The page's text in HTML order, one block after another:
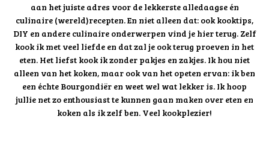
aan het juiste adres voor de lekkerste alledaagse én
culinaire (wereld)recepten. En niet alleen dat: ook kooktips,
DIY en andere culinaire onderwerpen vind je hier terug. Zelf
kook ik met veel liefde en dat zal je ook terug proeven in het
eten. Het liefst kook ik zonder pakjes en zakjes. Ik hou niet
alleen van het koken, maar ook van het opeten ervan: ik ben
een échte Bourgondiër en weet wel wat lekker is. Ik hoop
jullie net zo enthousiast te kunnen gaan maken over eten en
koken als ik zelf ben. Veel kookplezier!